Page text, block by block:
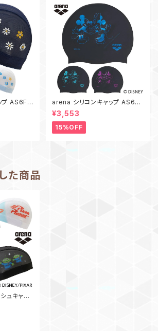
プ AS6FS
ップ スイ
arena シリコンキャップ AS6FS
C80U Disney スイムキャップ
スイミングキャップ 水泳 帽子 ア
リーナ シリコーンキャップ ミッ
キーマウス ミニーマウス
¥3,553
15%OFF
た商品
ュキャッ
ストーリ
別プリン
子 トイ